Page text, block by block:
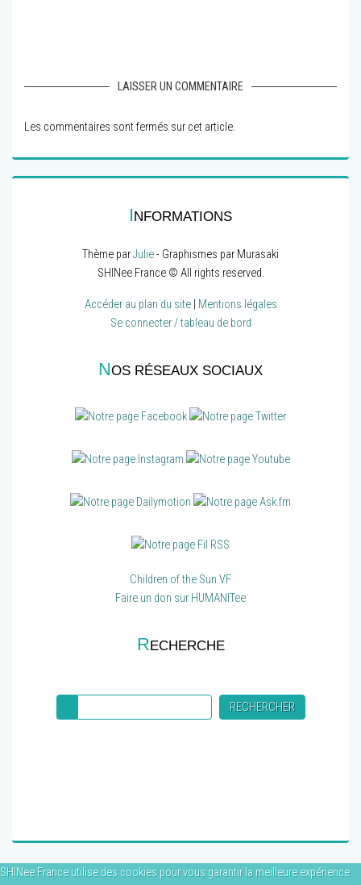
LAISSER UN COMMENTAIRE
Les commentaires sont fermés sur cet article.
INFORMATIONS
Thème parJulie- Graphismes par Murasaki
SHINee France © All rights reserved.
Accéder au plan du site| Mentions légales
Se connecter / tableau de bord
NOS RÉSEAUX SOCIAUX
Children of the Sun VF
Faire un don sur HUMANITee
RECHERCHE
RECHERCHER
SHINee France utilise des cookies pour vous garantir la meilleure expérience